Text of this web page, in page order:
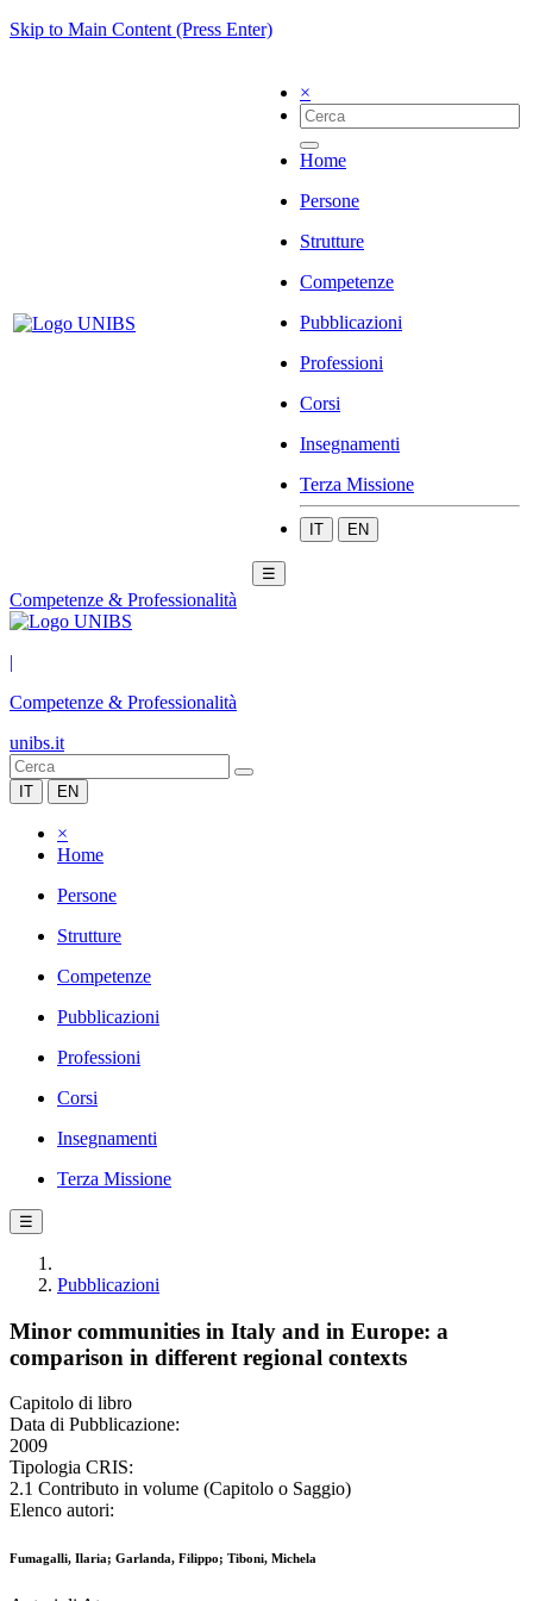
Skip to Main Content (Press Enter)
×
Home
Persone
Strutture
Competenze
Pubblicazioni
Professioni
Corsi
Insegnamenti
Terza Missione
IT EN
☰
Competenze & Professionalità
|
Competenze & Professionalità
unibs.it
IT EN
×
Home
Persone
Strutture
Competenze
Pubblicazioni
Professioni
Corsi
Insegnamenti
Terza Missione
☰
Pubblicazioni
Minor communities in Italy and in Europe: a
comparison in different regional contexts
Capitolo di libro
Data di Pubblicazione:
2009
Tipologia CRIS:
2.1 Contributo in volume (Capitolo o Saggio)
Elenco autori:
Fumagalli, Ilaria; Garlanda, Filippo; Tiboni, Michela